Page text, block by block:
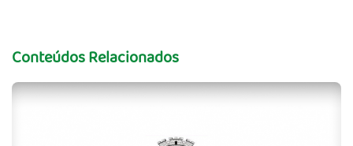
Conteúdos Relacionados